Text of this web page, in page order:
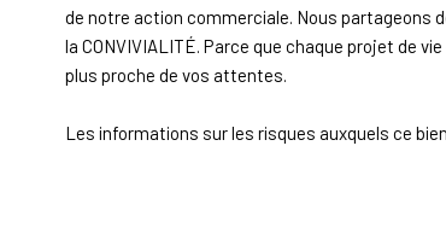
de notre action commerciale. Nous partageons
la CONVIVIALITÉ. Parce que chaque projet de
plus proche de vos attentes.
Les informations sur les risques auxquels ce